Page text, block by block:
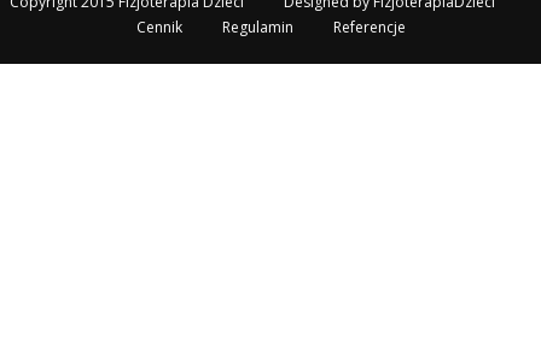
Cennik
Regulamin Referencje